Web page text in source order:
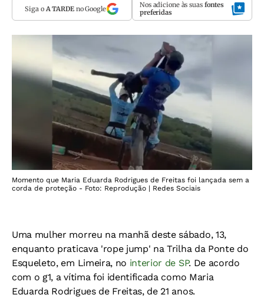
Siga o A TARDEno Google Nos adicione às suas fontes
preferidas
Momento que Maria Eduarda Rodrigues de Freitas foi lançada sem a
corda de proteção - Foto: Reprodução | Redes Sociais
Uma mulher morreu na manhã deste sábado, 13,
enquanto praticava 'rope jump' na Trilha da Ponte do
Esqueleto, em Limeira, no interior de SP. De acordo
com o g1, a vítima foi identificada como Maria
Eduarda Rodrigues de Freitas, de 21 anos.